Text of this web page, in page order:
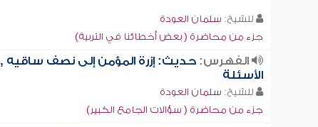
للشيخ: سلمان العودة
جزء من محاضرة ( بعض أخطائنا في التربية)
الفهرس:حديث: إزرة المؤمن إلى نصف ساقيه ,
الأسئلة
للشيخ: سلمان العودة
جزء من محاضرة ( سؤالات الجامع الكبير)